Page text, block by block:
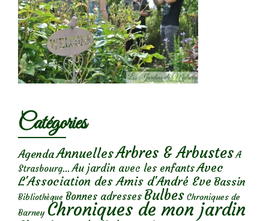
Catégories
AgendaAnnuellesArbres & Arbustes A
Strasbourg... Au jardin avec les enfantsAvec
L'Association des Amis d'André Eve Bassin
Bibliothèque Bonnes adresses Bulbes Chroniques de
Barney Chroniques de mon jardin